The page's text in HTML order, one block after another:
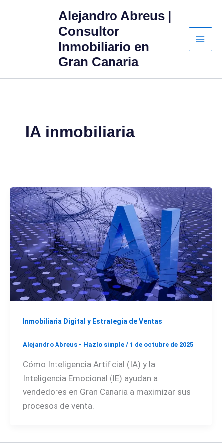
Alejandro Abreus |
Consultor
Inmobiliario en
Gran Canaria
IA inmobiliaria
Inmobiliaria Digital y Estrategia de Ventas
Alejandro Abreus - Hazlo simple / 1 de octubre de 2025
Cómo Inteligencia Artificial (IA) y la
Inteligencia Emocional (IE) ayudan a
vendedores en Gran Canaria a maximizar sus
procesos de venta.